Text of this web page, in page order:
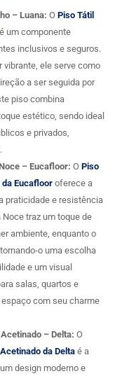
– Luana: O Piso Tátil
um componente
inclusivos e seguros.
vibrante, ele serve como
a ser seguida por
piso combina
estético, sendo ideal
e privados,
– Eucafloor: O Piso
Eucaflooroferece a
praticidade e resistência
traz um toque de
ambiente, enquanto o
o uma escolha
e um visual
salas, quartos e
com seu charme
– Delta: O
da Deltaé a
design moderno e